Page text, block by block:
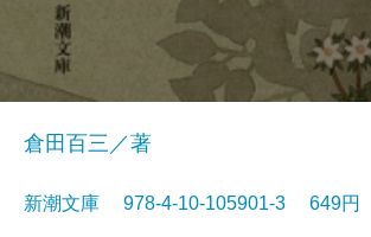
倉田百三／著
新潮文庫 978-4-10-105901-3 649円